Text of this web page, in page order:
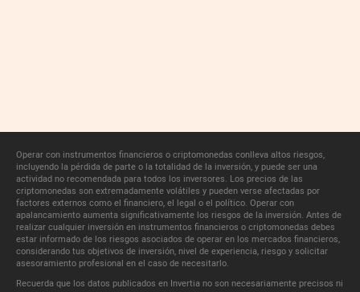
Operar con instrumentos financieros o criptomonedas conlleva altos riesgos,
incluyendo la pérdida de parte o la totalidad de la inversión, y puede ser una
actividad no recomendada para todos los inversores. Los precios de las
criptomonedas son extremadamente volátiles y pueden verse afectadas por
factores externos como el financiero, el legal o el político. Operar con
apalancamiento aumenta significativamente los riesgos de la inversión. Antes de
realizar cualquier inversión en instrumentos financieros o criptomonedas debes
estar informado de los riesgos asociados de operar en los mercados financieros,
considerando tus objetivos de inversión, nivel de experiencia, riesgo y solicitar
asesoramiento profesional en el caso de necesitarlo.
Recuerda que los datos publicados en Invertia no son necesariamente precisos ni